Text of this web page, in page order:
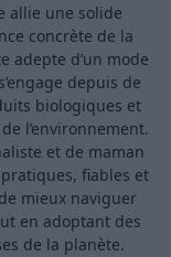
allie une solide
concrète de la
adepte d’un mode
depuis de
biologiques et
l’environnement.
et de maman
fiables et
mieux naviguer
en adoptant des
de la planète.